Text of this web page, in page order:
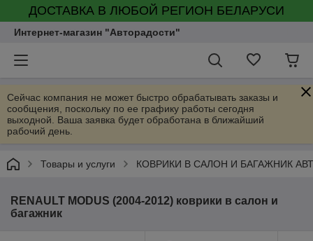
ДОСТАВКА В ЛЮБОЙ РЕГИОН БЕЛАРУСИ
Интернет-магазин "Авторадости"
Сейчас компания не может быстро обрабатывать заказы и
сообщения, поскольку по ее графику работы сегодня
выходной. Ваша заявка будет обработана в ближайший
рабочий день.
Товары и услуги КОВРИКИ В САЛОН И БАГАЖНИК
RENAULT MODUS (2004-2012) коврики в салон и
багажник